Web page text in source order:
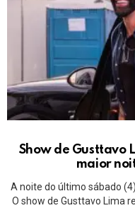
Show de Gusttavo
maior
A noite do último sábado
O show de Gusttavo Lima